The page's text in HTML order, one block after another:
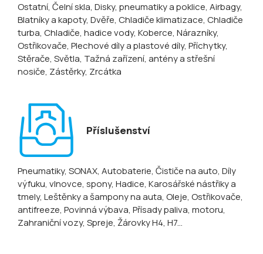
Ostatní, Čelní skla, Disky, pneumatiky a poklice, Airbagy,
Blatníky a kapoty, Dvěře, Chladiče klimatizace, Chladiče
turba, Chladiče, hadice vody, Koberce, Nárazníky,
Ostřikovače, Plechové díly a plastové díly, Příchytky,
Stěrače, Světla, Tažná zařízení, antény a střešní
nosiče, Zástěrky, Zrcátka
Příslušenství
Pneumatiky, SONAX, Autobaterie, Čističe na auto, Díly
výfuku, vlnovce, spony, Hadice, Karosářské nástřiky a
tmely, Leštěnky a šampony na auta, Oleje, Ostřikovače,
antifreeze, Povinná výbava, Přísady paliva, motoru,
Zahraniční vozy, Spreje, Žárovky H4, H7...